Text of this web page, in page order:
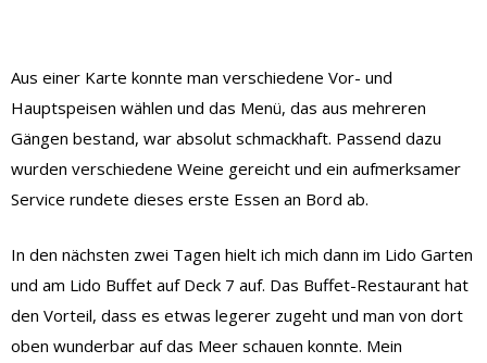
Aus einer Karte konnte man verschiedene Vor- und
Hauptspeisen wählen und das Menü, das aus mehreren
Gängen bestand, war absolut schmackhaft. Passend dazu
wurden verschiedene Weine gereicht und ein aufmerksamer
Service rundete dieses erste Essen an Bord ab.
In den nächsten zwei Tagen hielt ich mich dann im Lido Garten
und am Lido Buffet auf Deck 7 auf. Das Buffet-Restaurant hat
den Vorteil, dass es etwas legerer zugeht und man von dort
oben wunderbar auf das Meer schauen konnte. Mein